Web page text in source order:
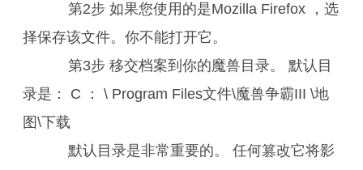
第2步 如果您使用的是Mozilla Firefox ，选
择保存该文件。你不能打开它。
第3步 移交档案到你的魔兽目录。 默认目
录是： C ： \ Program Files文件\魔兽争霸III \地
图\下载
默认目录是非常重要的。 任何篡改它将影